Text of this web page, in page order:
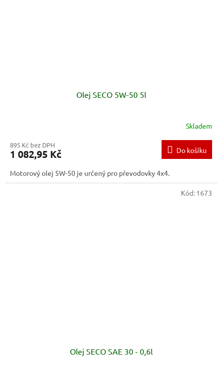
Olej SECO 5W-50 5l
Skladem
895 Kč bez DPH
1 082,95 Kč Do košíku
Motorový olej 5W-50 je určený pro převodovky 4x4.
Olej SECO SAE 30 - 0,6l
Kód: 1673